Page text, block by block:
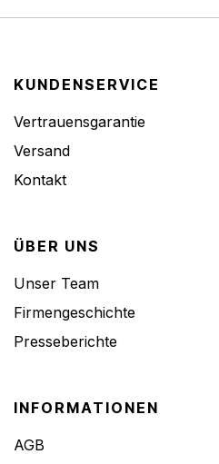
KUNDENSERVICE
Vertrauensgarantie
Versand
Kontakt
ÜBER UNS
Unser Team
Firmengeschichte
Presseberichte
INFORMATIONEN
AGB